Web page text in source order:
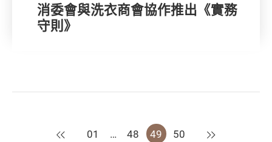
消委會與洗衣商會協作推出《實務
守則》
上一頁
01 … 48 49 50 下一頁